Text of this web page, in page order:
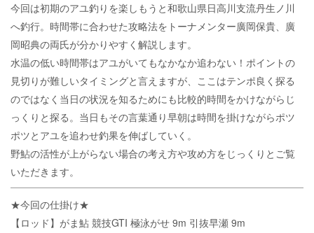
今回は初期のアユ釣りを楽しもうと和歌山県日高川支流丹生ノ川
へ釣行。時間帯に合わせた攻略法をトーナメンター廣岡保貴、廣
岡昭典の両氏が分かりやすく解説します。
水温の低い時間帯はアユがいてもなかなか追わない！ポイントの
見切りが難しいタイミングと言えますが、ここはテンポ良く探る
のではなく当日の状況を知るためにも比較的時間をかけながらじ
っくりと探る。当日もその言葉通り早朝は時間を掛けながらポツ
ポツとアユを追わせ釣果を伸ばしていく。
野鮎の活性が上がらない場合の考え方や攻め方をじっくりとご覧
いただきます。
★今回の仕掛け★
【ロッド】がま鮎 競技GTI 極泳がせ 9m 引抜早瀬 9m